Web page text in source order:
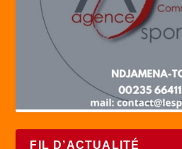
FIL D’ACTUALITÉ